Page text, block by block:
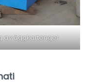
av äggkartonger